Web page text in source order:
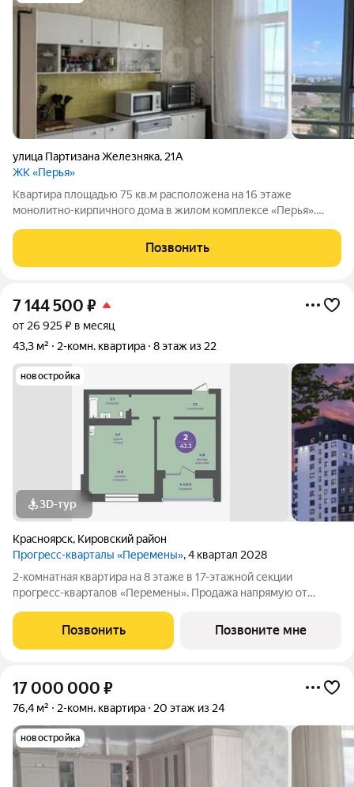
улица Партизана Железняка, 21А
ЖК «Перья»
Квартира площадью 75 кв.м расположена на 16 этаже
монолитно-кирпичного дома в жилом комплексе «Перья».
Енисей и центральную часть города, который обеспечивается
благодаря высокой этажности и
Позвонить
7 144 500 ₽
от 26 925 ₽ в месяц
43,3 м²
2-комн. квартира 8 этаж из 22
новостройка
3D-тур
Красноярск, Кировский район
Прогресс-кварталы «Перемены», 4 квартал 2028
2-комнатная квартира на 8 этаже в 17-этажной секции
прогресс-кварталов «Перемены». Продажа напрямую от
Индивидуальный подбор наиболее выгодного варианта
покупки. Бесплатное сопровождение по
Позвонить Позвоните мне
17 000 000 ₽
76,4 м² 2-комн. квартира 20 этаж из 24
новостройка